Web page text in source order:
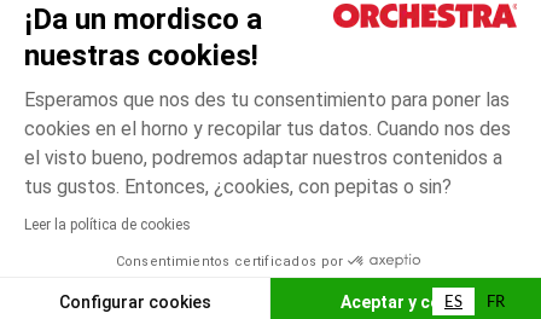
¡Da un mordisco a
nuestras cookies!
Esperamos que nos des tu consentimiento para poner las
cookies en el horno y recopilar tus datos. Cuando nos des
el visto bueno, podremos adaptar nuestros contenidos a
tus gustos. Entonces, ¿cookies, con pepitas o sin?
Leer la política de cookies
Consentimientos certificados por
Configurar cookies Aceptar y cerrar
Aviso Legal
*Condiciones de las ofertas actuales
Gestión de las cookies
Accesibilidad: no conforme
Orchestra adhiere al código de ética de la Federación Francesa de comercio
electrónico y venta a distancia (FEVAD) y al sistema de mediación de
ES FR